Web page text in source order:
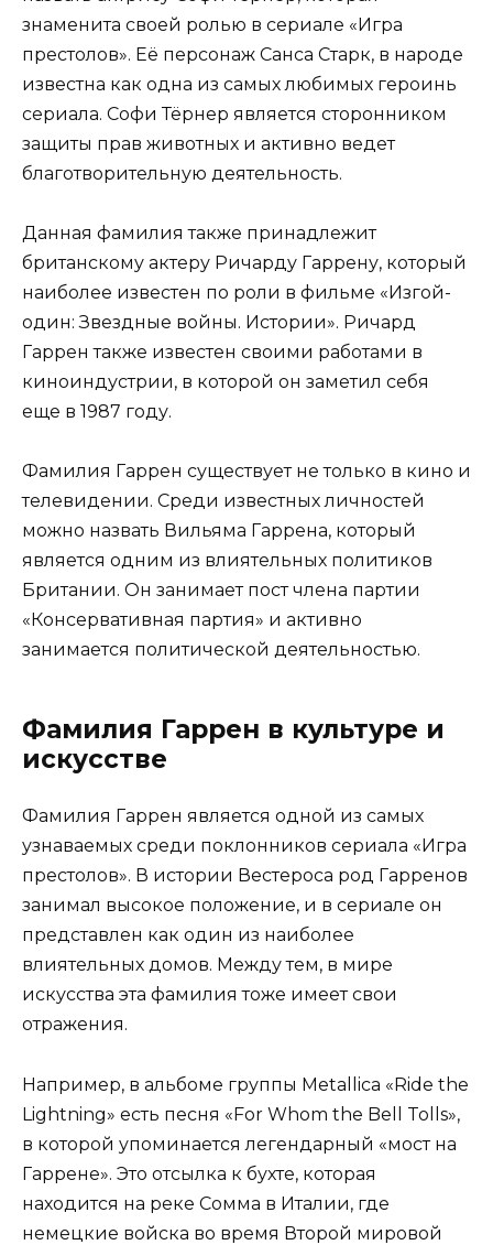
знаменита своей ролью в сериале «Игра
престолов». Её персонаж Санса Старк, в народе
известна как одна из самых любимых героинь
сериала. Софи Тёрнер является сторонником
защиты прав животных и активно ведет
благотворительную деятельность.
Данная фамилия также принадлежит
британскому актеру Ричарду Гаррену, который
наиболее известен по роли в фильме «Изгой-
один: Звездные войны. Истории». Ричард
Гаррен также известен своими работами в
киноиндустрии, в которой он заметил себя
еще в 1987 году.
Фамилия Гаррен существует не только в кино и
телевидении. Среди известных личностей
можно назвать Вильяма Гаррена, который
является одним из влиятельных политиков
Британии. Он занимает пост члена партии
«Консервативная партия» и активно
занимается политической деятельностью.
Фамилия Гаррен в культуре и
искусстве
Фамилия Гаррен является одной из самых
узнаваемых среди поклонников сериала «Игра
престолов». В истории Вестероса род Гарренов
занимал высокое положение, и в сериале он
представлен как один из наиболее
влиятельных домов. Между тем, в мире
искусства эта фамилия тоже имеет свои
отражения.
Например, в альбоме группы Metallica «Ride the
Lightning» есть песня «For Whom the Bell Tolls»,
в которой упоминается легендарный «мост на
Гаррене». Это отсылка к бухте, которая
находится на реке Сомма в Италии, где
немецкие войска во время Второй мировой